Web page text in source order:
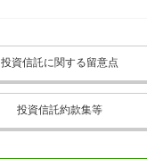
投資信託に関する留意点
投資信託約款集等